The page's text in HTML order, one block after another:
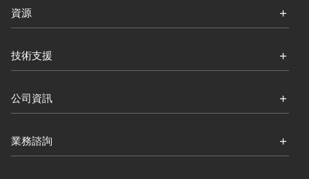
資源
技術支援
公司資訊
業務諮詢